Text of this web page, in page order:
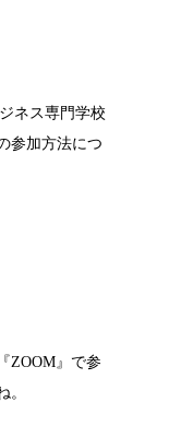
ネス専門学校
参加方法につ
ZOOM』で参
。